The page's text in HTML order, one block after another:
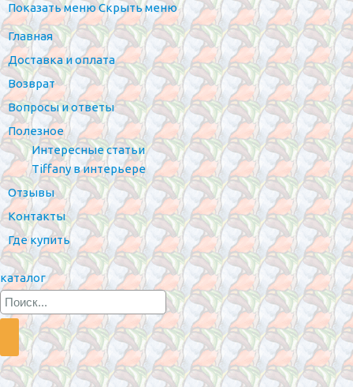
Показать менюСкрыть меню
Главная
Доставка и оплата
Возврат
Вопросы и ответы
Полезное
Интересные статьи
Tiffany в интерьере
Отзывы
Контакты
Где купить
каталог